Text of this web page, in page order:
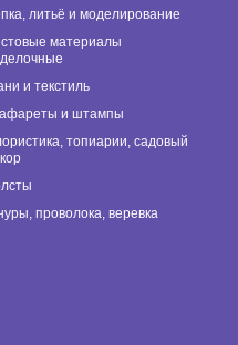
литьё и моделирование
материалы
и текстиль
и штампы
топиарии, садовый
проволока, веревка